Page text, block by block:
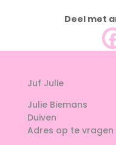
Deel met
Juf Julie
Julie Biemans
Duiven
Adres op te vragen